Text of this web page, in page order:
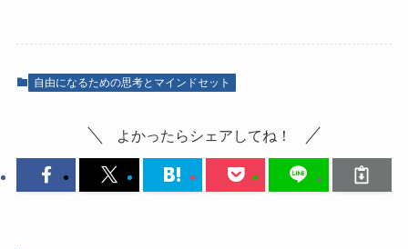
自由になるための思考とマインドセット
よかったらシェアしてね！